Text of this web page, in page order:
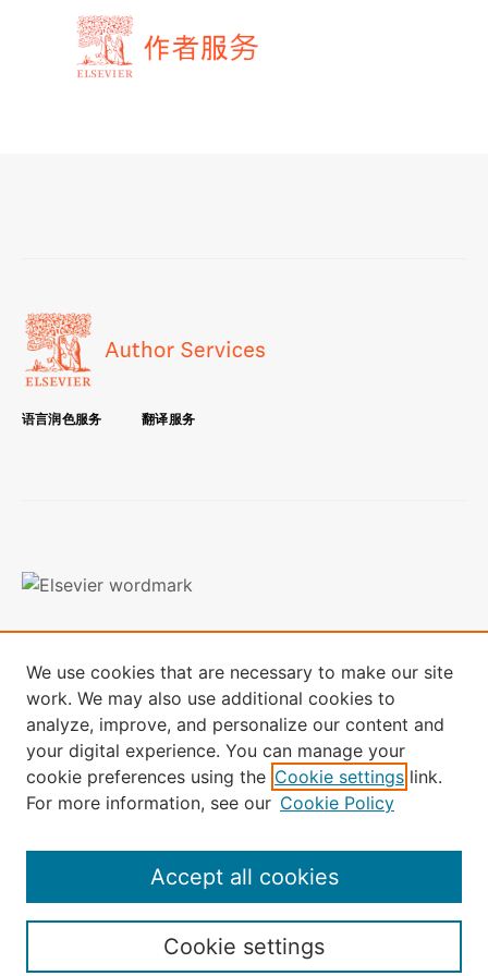
语言润色服务 翻译服务
条款与条件
隐私政策
本网站使用Cookies，如想了解更多信息，
请访问终端数据页面
本网站的全部内容：版权所有 © 2024 Elsevier B.V. 其许可方及贡
献者。保留所有权利，包括文本和数据挖掘、 AI 训练和类似技
术。
We use cookies that are necessary to make our site
work. We may also use additional cookies to
analyze, improve, and personalize our content and
your digital experience. You can manage your
cookie preferences using the Cookie settings link.
For more information, see our Cookie Policy
Cookie settings
Accept all cookies